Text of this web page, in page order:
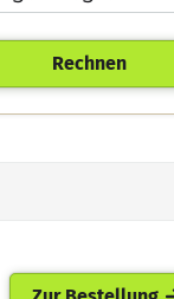
Rechnen